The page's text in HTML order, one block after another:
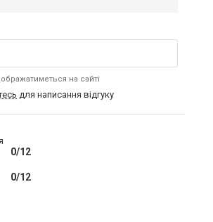
на сайті
для написання відгуку
0/12
0/12